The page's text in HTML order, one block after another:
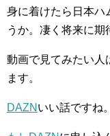
身に着けたら日本ハ
うか。凄く将来に期
動画で見てみたい人
ます。
DAZN いい話ですね。